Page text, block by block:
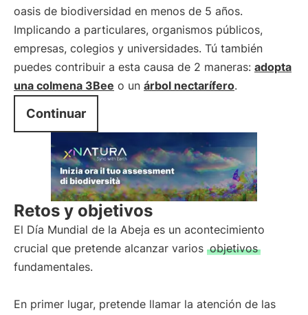
oasis de biodiversidad en menos de 5 años.
Implicando a particulares, organismos públicos,
empresas, colegios y universidades. Tú también
puedes contribuir a esta causa de 2 maneras: adopta
una colmena 3Bee o un árbol nectarífero.
Continuar
Retos y objetivos
El Día Mundial de la Abeja es un acontecimiento
crucial que pretende alcanzar varios objetivos
fundamentales.
En primer lugar, pretende llamar la atención de las